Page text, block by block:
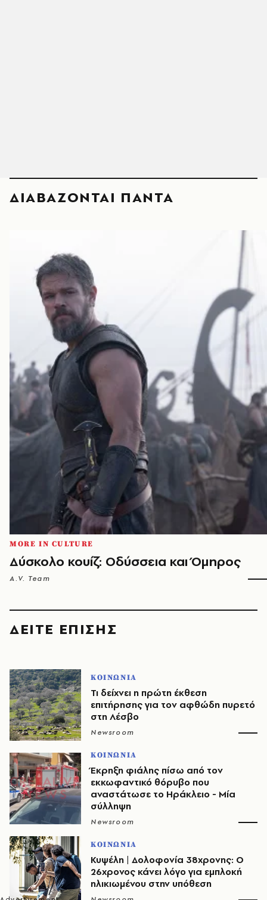
ΔΙΑΒΑΖΟΝΤΑΙ ΠΑΝΤΑ
MORE IN CULTURE
Δύσκολο κουίζ: Οδύσσεια και Όμηρος
A.V. Team
ΔΕΙΤΕ ΕΠΙΣΗΣ
ΚΟΙΝΩΝΙΑ
Τι δείχνει η πρώτη έκθεση
επιτήρησης για τον αφθώδη πυρετό
στη Λέσβο
Newsroom
ΚΟΙΝΩΝΙΑ
Έκρηξη φιάλης πίσω από τον
εκκωφαντικό θόρυβο που
αναστάτωσε το Ηράκλειο - Μία
σύλληψη
Newsroom
ΚΟΙΝΩΝΙΑ
Κυψέλη | Δολοφονία 38χρονης: Ο
26χρονος κάνει λόγο για εμπλοκή
ηλικιωμένου στην υπόθεση